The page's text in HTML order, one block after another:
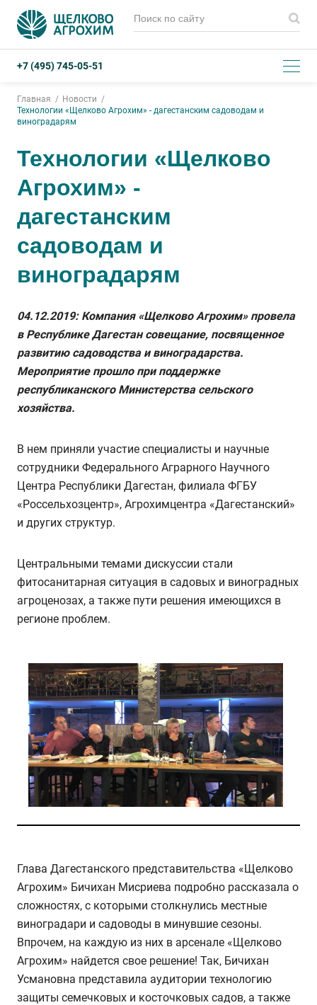
+7 (495) 745-05-51
Главная
Новости
Технологии «Щелково Агрохим» - дагестанским садоводам и
виноградарям
Технологии «Щелково
Агрохим» -
дагестанским
садоводам и
виноградарям
04.12.2019: Компания «Щелково Агрохим» провела
в Республике Дагестан совещание, посвященное
развитию садоводства и виноградарства.
Мероприятие прошло при поддержке
республиканского Министерства сельского
хозяйства.
В нем приняли участие специалисты и научные
сотрудники Федерального Аграрного Научного
Центра Республики Дагестан, филиала ФГБУ
«Россельхозцентр», Агрохимцентра «Дагестанский»
и других структур.
Центральными темами дискуссии стали
фитосанитарная ситуация в садовых и виноградных
агроценозах, а также пути решения имеющихся в
регионе проблем.
Глава Дагестанского представительства «Щелково
Агрохим» Бичихан Мисриева подробно рассказала о
сложностях, с которыми столкнулись местные
виноградари и садоводы в минувшие сезоны.
Впрочем, на каждую из них в арсенале «Щелково
Агрохим» найдется свое решение! Так, Бичихан
Усмановна представила аудитории технологию
защиты семечковых и косточковых садов, а также